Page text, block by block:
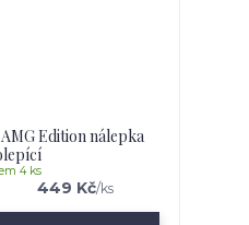
Edition nálepka
449 Kč/ks
4 ks